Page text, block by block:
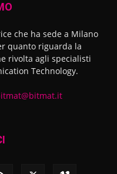
che ha sede a Milano
quanto riguarda la
rivolta agli specialisti
Technology.